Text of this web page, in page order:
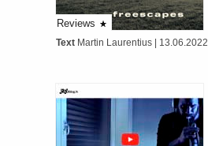
Reviews
Text Martin Laurentius | 13.06.2022